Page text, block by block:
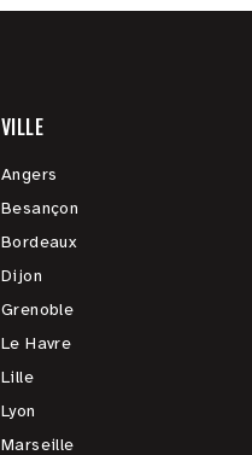
VILLE
Angers
Besançon
Bordeaux
Dijon
Grenoble
Le Havre
Lille
Lyon
Marseille